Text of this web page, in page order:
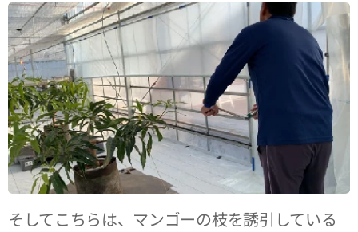
そしてこちらは、マンゴーの枝を誘引している